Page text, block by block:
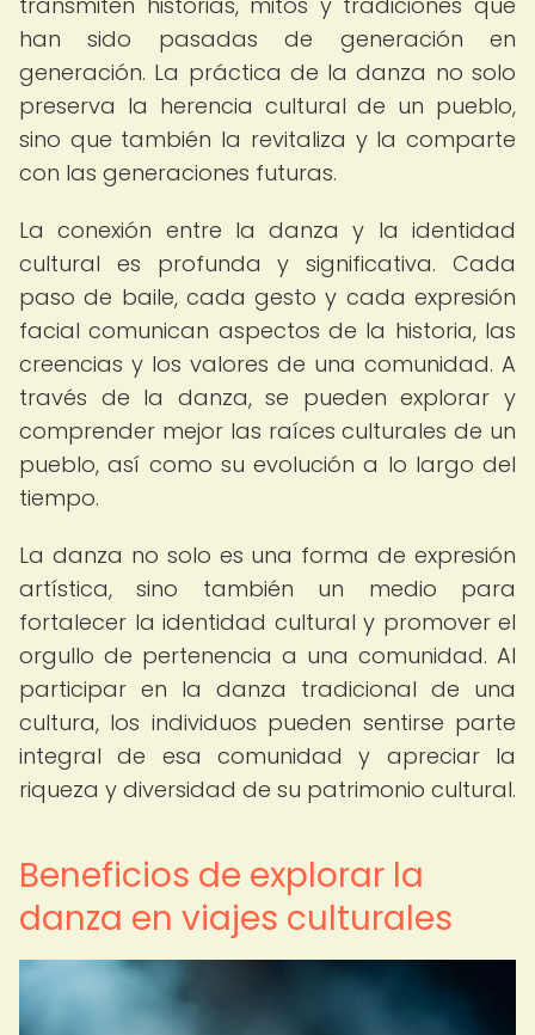
han sido pasadas de generación en
generación. La práctica de la danza no solo
preserva la herencia cultural de un pueblo,
sino que también la revitaliza y la comparte
con las generaciones futuras.
La conexión entre la danza y la identidad
cultural es profunda y significativa. Cada
paso de baile, cada gesto y cada expresión
facial comunican aspectos de la historia, las
creencias y los valores de una comunidad. A
través de la danza, se pueden explorar y
comprender mejor las raíces culturales de un
pueblo, así como su evolución a lo largo del
tiempo.
La danza no solo es una forma de expresión
artística, sino también un medio para
fortalecer la identidad cultural y promover el
orgullo de pertenencia a una comunidad. Al
participar en la danza tradicional de una
cultura, los individuos pueden sentirse parte
integral de esa comunidad y apreciar la
riqueza y diversidad de su patrimonio cultural.
Beneficios de explorar la
danza en viajes culturales